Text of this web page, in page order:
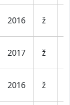
2016 ž
2017 ž
2016 ž